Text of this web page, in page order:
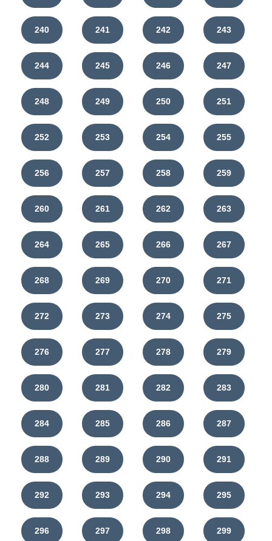
240 241 242 243
244 245 246 247
248 249 250 251
252 253 254 255
256 257 258 259
260 261 262 263
264 265 266 267
268 269 270 271
272 273 274 275
276 277 278 279
280 281 282 283
284 285 286 287
288 289 290 291
292 293 294 295
296 297 298 299